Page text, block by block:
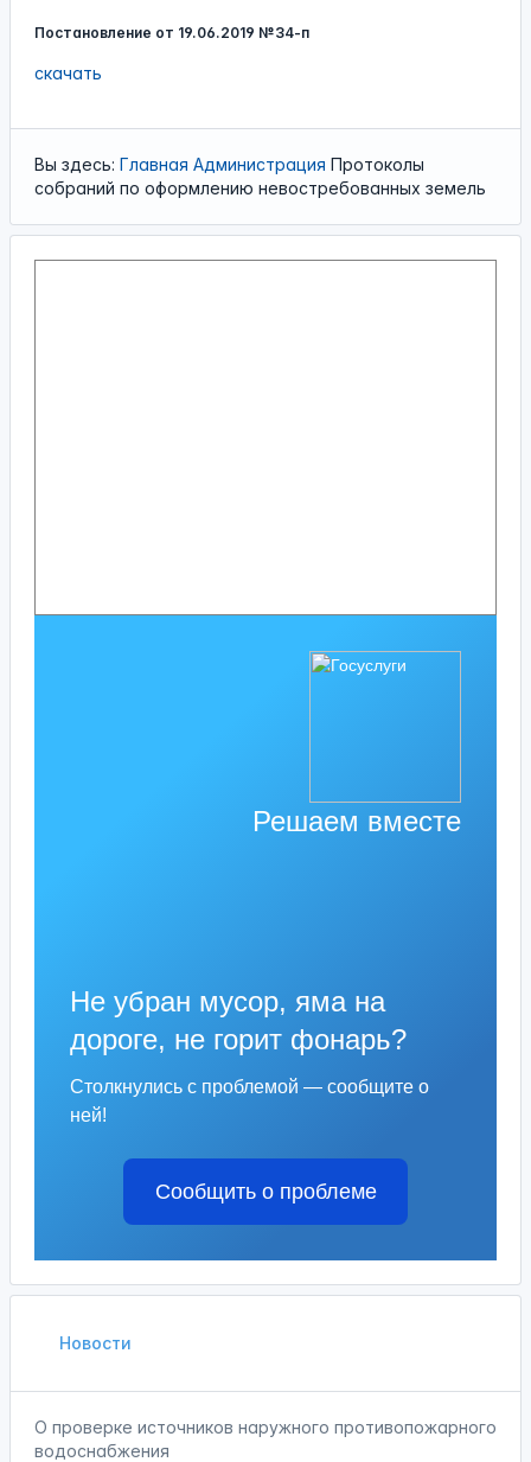
Постановление от 19.06.2019 №34-п
скачать
Вы здесь: Главная Администрация Протоколы
собраний по оформлению невостребованных земель
Решаем вместе
Не убран мусор, яма на
дороге, не горит фонарь?
Столкнулись с проблемой — сообщите о
ней!
Сообщить о проблеме
Новости
О проверке источников наружного противопожарного
водоснабжения